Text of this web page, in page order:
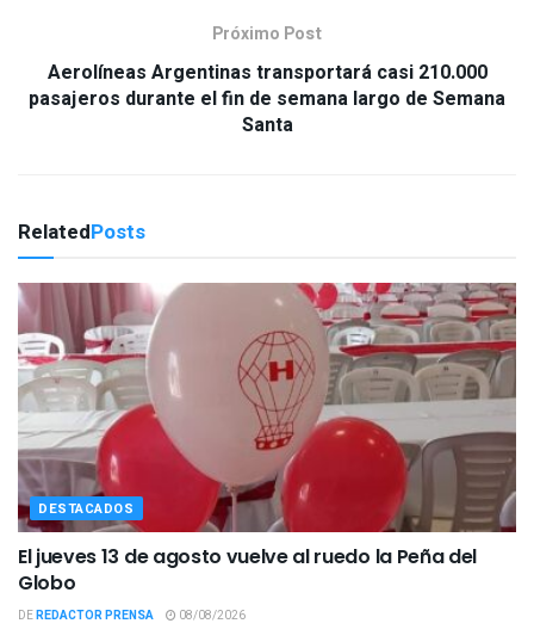
Próximo Post
Aerolíneas Argentinas transportará casi 210.000
pasajeros durante el fin de semana largo de Semana
Santa
RelatedPosts
DESTACADOS
El jueves 13 de agosto vuelve al ruedo la Peña del
Globo
DEREDACTOR PRENSA 08/08/2026